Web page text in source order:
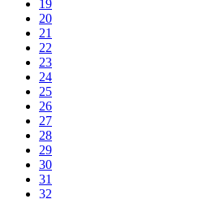
19
20
21
22
23
24
25
26
27
28
29
30
31
32